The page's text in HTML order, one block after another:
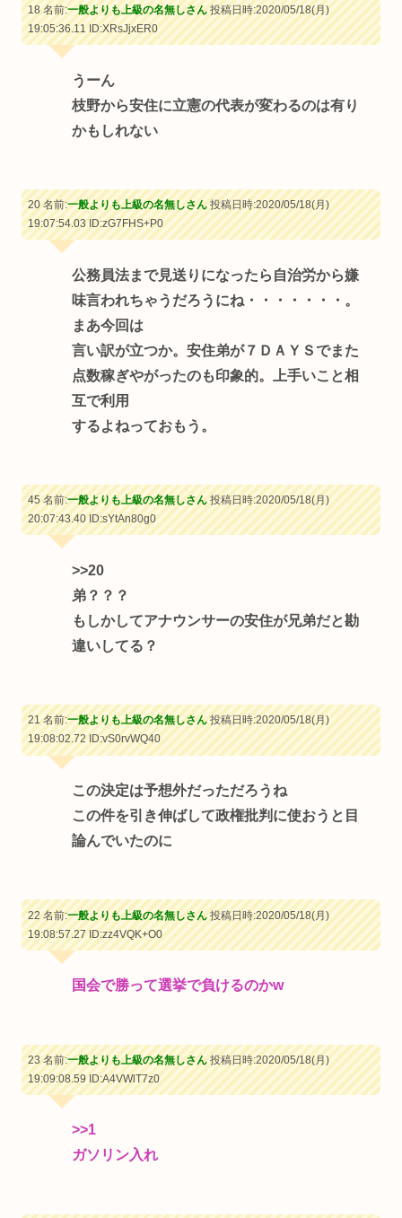
18 名前:一般よりも上級の名無しさん投稿日時:2020/05/18(月)
19:05:36.11ID:XRsJjxER0
うーん
枝野から安住に立憲の代表が変わるのは有り
かもしれない
20 名前:一般よりも上級の名無しさん投稿日時:2020/05/18(月)
19:07:54.03ID:zG7FHS+P0
公務員法まで見送りになったら自治労から嫌
味言われちゃうだろうにね・・・・・・・。
まあ今回は
言い訳が立つか。安住弟が７ＤＡＹＳでまた
点数稼ぎやがったのも印象的。上手いこと相
互で利用
するよねっておもう。
45 名前:一般よりも上級の名無しさん投稿日時:2020/05/18(月)
20:07:43.40ID:sYtAn80g0
>>20
弟？？？
もしかしてアナウンサーの安住が兄弟だと勘
違いしてる？
21 名前:一般よりも上級の名無しさん投稿日時:2020/05/18(月)
19:08:02.72ID:vS0rvWQ40
この決定は予想外だっただろうね
この件を引き伸ばして政権批判に使おうと目
論んでいたのに
22 名前:一般よりも上級の名無しさん投稿日時:2020/05/18(月)
19:08:57.27ID:zz4VQK+O0
国会で勝って選挙で負けるのかw
23 名前:一般よりも上級の名無しさん投稿日時:2020/05/18(月)
19:09:08.59ID:A4VWlT7z0
>>1
ガソリン入れ